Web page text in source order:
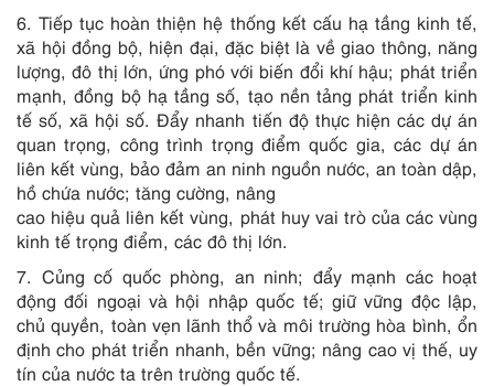
6. Tiếp tục hoàn thiện hệ thống kết cấu hạ tầng kinh tế,
xã hội đồng bộ, hiện đại, đặc biệt là về giao thông, năng
lượng, đô thị lớn, ứng phó với biến đổi khí hậu; phát triển
mạnh, đồng bộ hạ tầng số, tạo nền tảng phát triển kinh
tế số, xã hội số. Đẩy nhanh tiến độ thực hiện các dự án
quan trọng, công trình trọng điểm quốc gia, các dự án
liên kết vùng, bảo đảm an ninh nguồn nước, an toàn dập,
hồ chứa nước; tăng cường, nâng
cao hiệu quả liên kết vùng, phát huy vai trò của các vùng
kinh tế trọng điểm, các đô thị lớn.
7. Củng cố quốc phòng, an ninh; đẩy mạnh các hoạt
động đối ngoại và hội nhập quốc tế; giữ vững độc lập,
chủ quyền, toàn vẹn lãnh thổ và môi trường hòa bình, ổn
định cho phát triển nhanh, bền vững; nâng cao vị thế, uy
tín của nước ta trên trường quốc tế.